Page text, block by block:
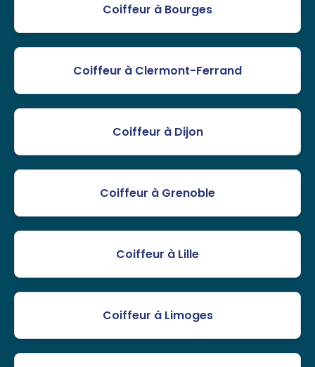
Coiffeur à Bourges
Coiffeur à Clermont-Ferrand
Coiffeur à Dijon
Coiffeur à Grenoble
Coiffeur à Lille
Coiffeur à Limoges